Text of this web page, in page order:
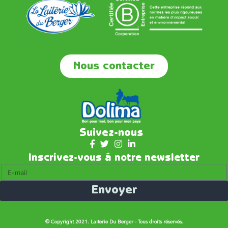
Nous contacter
Suivez-nous
Inscrivez-vous á notre newsletter
Envoyer
© Copyright 2021. Laiterie Du Berger - Tous droits réservés.